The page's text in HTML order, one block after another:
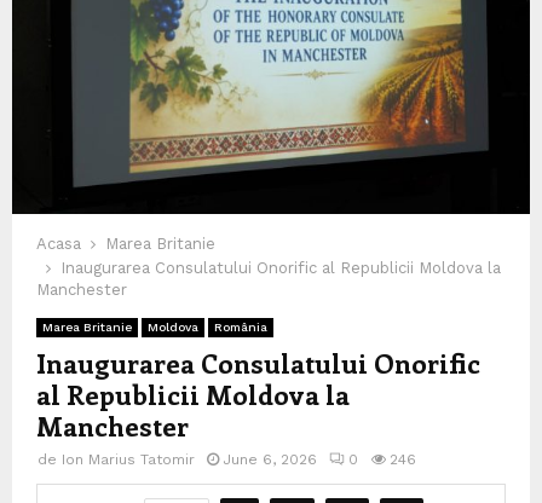
Acasa
Marea Britanie
Inaugurarea Consulatului Onorific al Republicii Moldova la
Manchester
Marea Britanie Moldova România
Inaugurarea Consulatului Onorific
al Republicii Moldova la
Manchester
de Ion Marius Tatomir June 6, 2026 0 246